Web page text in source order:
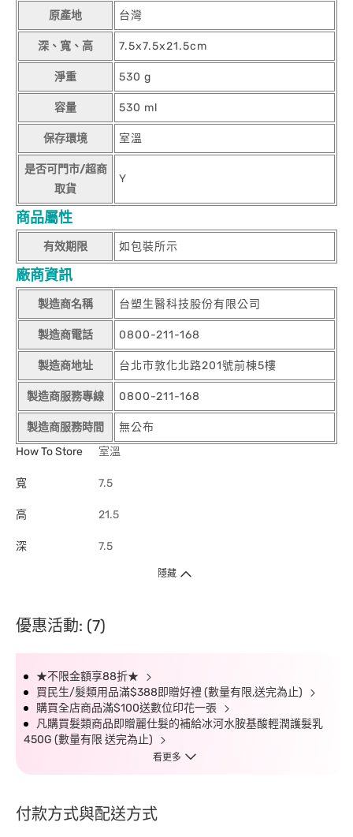
原產地 台灣
深、寬、高 7.5x7.5x21.5cm
淨重 530 g
容量 530 ml
保存環境 室溫
是否可門市/超商
取貨
Y
商品屬性
有效期限 如包裝所示
廠商資訊
製造商名稱 台塑生醫科技股份有限公司
製造商電話 0800-211-168
製造商地址 台北市敦化北路201號前棟5樓
製造商服務專線 0800-211-168
製造商服務時間
無公布
How To Store
室溫
寬 7.5
高 21.5
深 7.5
隱藏
優惠活動: (7)
★不限金額享88折★
買民生/髮類用品滿$388即贈好禮 (數量有限,送完為止)
購買全店商品滿$100送數位印花一張
凡購買髮類商品即贈麗仕髮的補給冰河水胺基酸輕潤護髮乳
450G (數量有限 送完為止)
看更多
付款方式與配送方式